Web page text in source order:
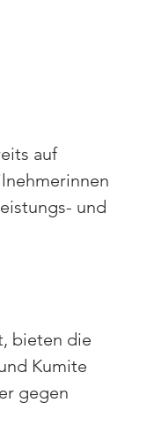
auf
und
bieten die
Kumite
gegen